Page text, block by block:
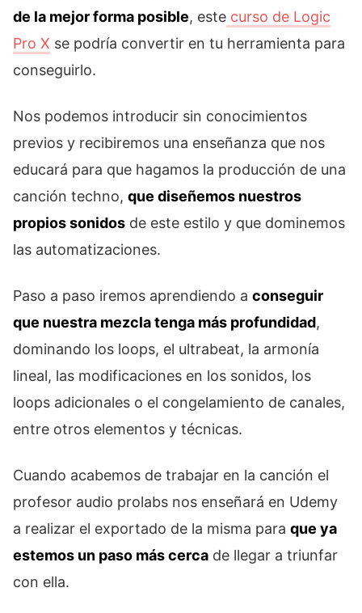
de la mejor forma posible, este curso de Logic
Pro X se podría convertir en tu herramienta para
conseguirlo.
Nos podemos introducir sin conocimientos
previos y recibiremos una enseñanza que nos
educará para que hagamos la producción de una
canción techno, que diseñemos nuestros
propios sonidos de este estilo y que dominemos
las automatizaciones.
Paso a paso iremos aprendiendo a conseguir
que nuestra mezcla tenga más profundidad,
dominando los loops, el ultrabeat, la armonía
lineal, las modificaciones en los sonidos, los
loops adicionales o el congelamiento de canales,
entre otros elementos y técnicas.
Cuando acabemos de trabajar en la canción el
profesor audio prolabs nos enseñará en Udemy
a realizar el exportado de la misma para que ya
estemos un paso más cerca de llegar a triunfar
con ella.